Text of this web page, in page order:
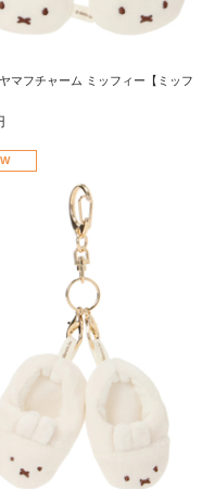
マフチャーム ミッフィー【ミッフ